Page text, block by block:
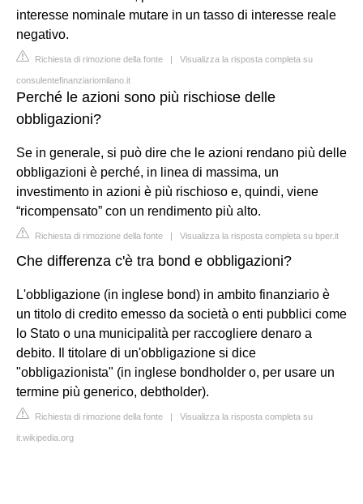
interesse nominale mutare in un tasso di interesse reale
negativo.
Richiesta di rimozione della fonte | Visualizza la risposta completa su
consulentefinanziariomilano.it
Perché le azioni sono più rischiose delle
obbligazioni?
Se in generale, si può dire che le azioni rendano più delle
obbligazioni è perché, in linea di massima, un
investimento in azioni è più rischioso e, quindi, viene
“ricompensato” con un rendimento più alto.
Richiesta di rimozione della fonte | Visualizza la risposta completa su bper.it
Che differenza c'è tra bond e obbligazioni?
L'obbligazione (in inglese bond) in ambito finanziario è
un titolo di credito emesso da società o enti pubblici come
lo Stato o una municipalità per raccogliere denaro a
debito. Il titolare di un'obbligazione si dice
"obbligazionista" (in inglese bondholder o, per usare un
termine più generico, debtholder).
Richiesta di rimozione della fonte | Visualizza la risposta completa su
it.wikipedia.org